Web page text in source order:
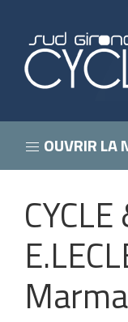
OUVRIR LA